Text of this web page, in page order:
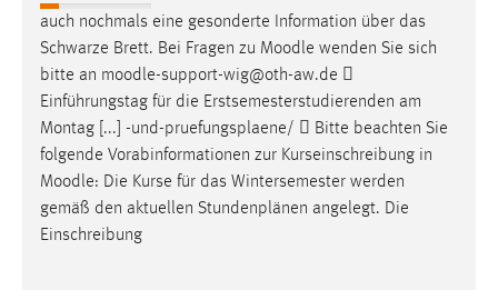
auch nochmals eine gesonderte Information über das
Schwarze Brett. Bei Fragen zu Moodle wenden Sie sich
bitte an moodle-support-wig@oth-aw.de 
Einführungstag für die Erstsemesterstudierenden am
Montag [...] -und-pruefungsplaene/  Bitte beachten Sie
folgende Vorabinformationen zur Kurseinschreibung in
Moodle: Die Kurse für das Wintersemester werden
gemäß den aktuellen Stundenplänen angelegt. Die
Einschreibung